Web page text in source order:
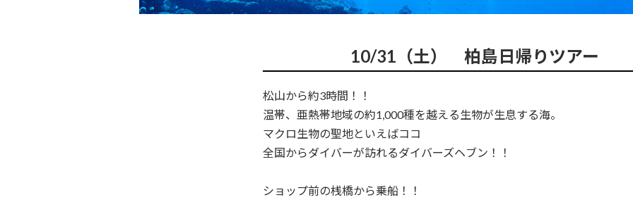
10/31（土） 柏島日帰りツアー
松山から約3時間！！
温帯、亜熱帯地域の約1,000種を越える生物が生息する海。
マクロ生物の聖地といえばココ
全国からダイバーが訪れるダイバーズヘブン！！
ショップ前の桟橋から乗船！！